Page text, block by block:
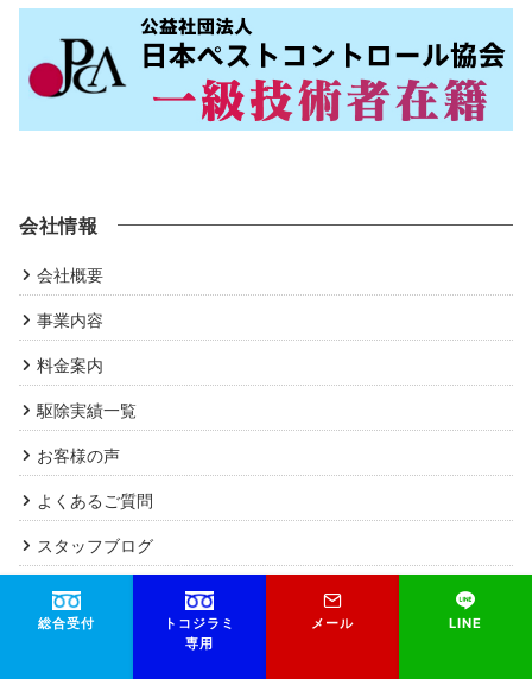
会社情報
会社概要
事業内容
料金案内
駆除実績一覧
お客様の声
よくあるご質問
スタッフブログ
総合受付
トコジラミ
専用
メール LINE